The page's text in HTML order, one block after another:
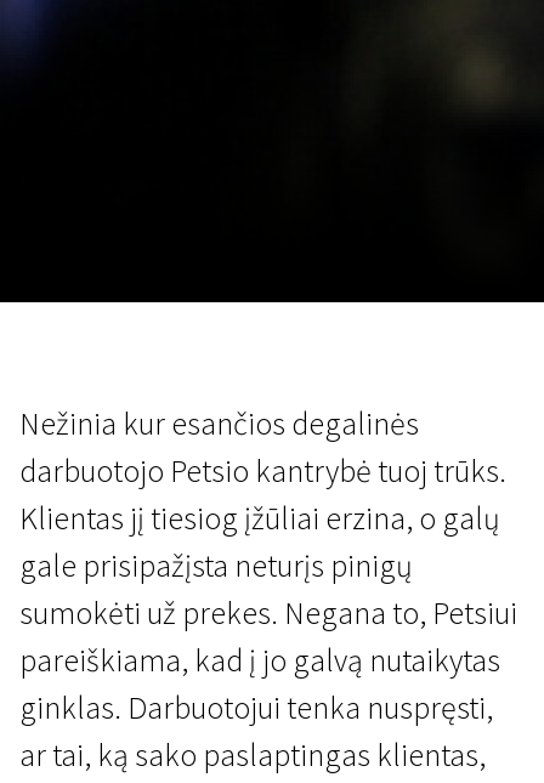
Nežinia kur esančios degalinės
darbuotojo Petsio kantrybė tuoj trūks.
Klientas jį tiesiog įžūliai erzina, o galų
gale prisipažįsta neturįs pinigų
sumokėti už prekes. Negana to, Petsiui
pareiškiama, kad į jo galvą nutaikytas
ginklas. Darbuotojui tenka nuspręsti,
ar tai, ką sako paslaptingas klientas,